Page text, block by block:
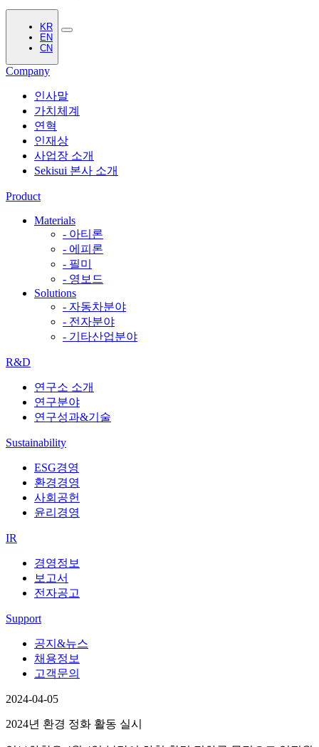
KR
EN
CN
Company
인사말
가치체계
연혁
인재상
사업장 소개
Sekisui 본사 소개
Product
Materials
- 아티론
- 에피론
- 필미
- 영보드
Solutions
- 자동차분야
- 전자분야
- 기타산업분야
R&D
연구소 소개
연구분야
연구성과&기술
Sustainability
ESG경영
환경경영
사회공헌
윤리경영
IR
경영정보
보고서
전자공고
Support
공지&뉴스
채용정보
고객문의
2024-04-05
2024년 환경 정화 활동 실시